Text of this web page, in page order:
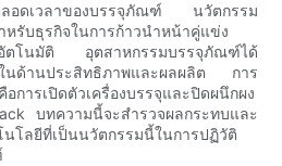
ลอดเวลาของบรรจุภัณฑ์ นวัตกรรม
หรับธุรกิจในการก้าวนำหน้าคู่แข่ง
อัตโนมัติ อุตสาหกรรมบรรจุภัณฑ์ได้
ในด้านประสิทธิภาพและผลผลิต การ
การเปิดตัวเครื่องบรรจุและปิดผนึกผง
บทความนี้จะสำรวจผลกระทบและ
โลยีที่เป็นนวัตกรรมนี้ในการปฏิวัติ